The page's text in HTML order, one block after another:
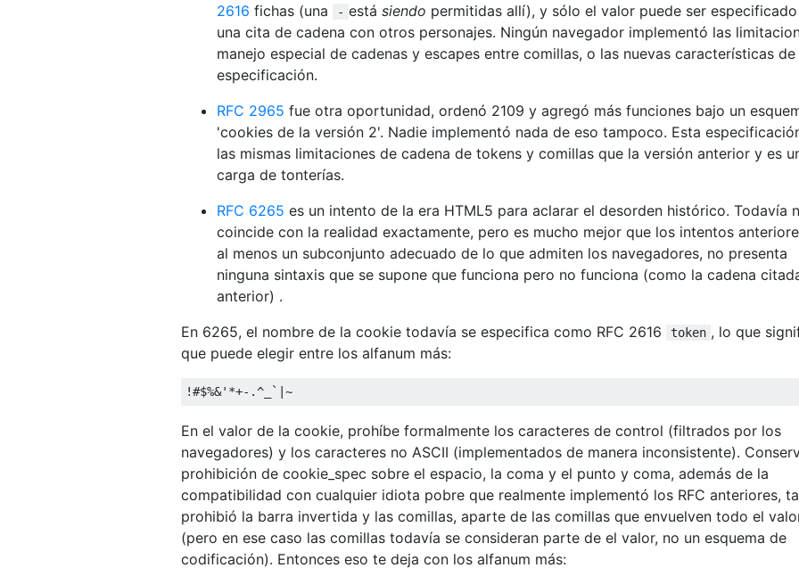
2616 fichas (una - está siendo permitidas allí), y sólo el valor puede ser
una cita de cadena con otros personajes. Ningún navegador implementó las
manejo especial de cadenas y escapes entre comillas, o las nuevas características de
especificación.
RFC 2965 fue otra oportunidad, ordenó 2109 y agregó más funciones bajo un
'cookies de la versión 2'. Nadie implementó nada de eso tampoco. Esta
las mismas limitaciones de cadena de tokens y comillas que la versión anterior y es
carga de tonterías.
RFC 6265 es un intento de la era HTML5 para aclarar el desorden histórico. Todavía
coincide con la realidad exactamente, pero es mucho mejor que los intentos
al menos un subconjunto adecuado de lo que admiten los navegadores, no presenta
ninguna sintaxis que se supone que funciona pero no funciona (como la cadena
anterior) .
En 6265, el nombre de la cookie todavía se especifica como RFC 2616
token , lo que
que puede elegir entre los alfanum más:
En el valor de la cookie, prohíbe formalmente los caracteres de control (filtrados por los
navegadores) y los caracteres no ASCII (implementados de manera inconsistente).
prohibición de cookie_spec sobre el espacio, la coma y el punto y coma, además de la
compatibilidad con cualquier idiota pobre que realmente implementó los RFC anteriores,
prohibió la barra invertida y las comillas, aparte de las comillas que envuelven todo el
(pero en ese caso las comillas todavía se consideran parte de el valor, no un esquema de
codificación). Entonces eso te deja con los alfanum más: